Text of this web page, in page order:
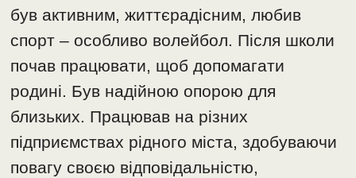
був активним, життєрадісним, любив
спорт – особливо волейбол. Після школи
почав працювати, щоб допомагати
родині. Був надійною опорою для
близьких. Працював на різних
підприємствах рідного міста, здобуваючи
повагу своєю відповідальністю,